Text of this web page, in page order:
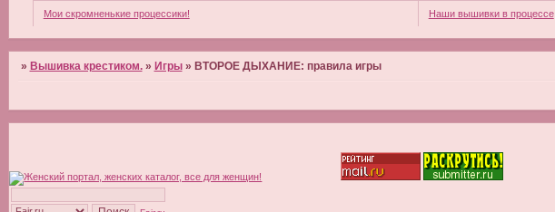
Мои скромненькие процессики! Наши вышивки в процессе
» Вышивка крестиком. » Игры » ВТОРОЕ ДЫХАНИЕ: правила игры